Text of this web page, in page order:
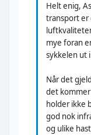
Helt enig,
transport er
mye foran
sykkelen ut
Når det
det
holder ikke
god nok
og ulike